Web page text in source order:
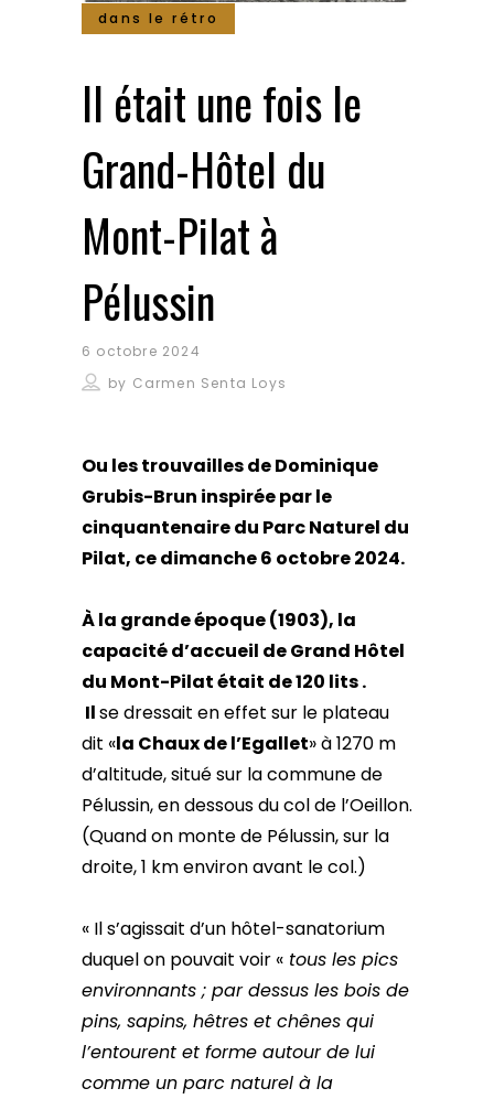
dans le rétro
Il était une fois le
Grand-Hôtel du
Mont-Pilat à
Pélussin
6 octobre 2024
by Carmen Senta Loys
Ou les trouvailles de Dominique
Grubis-Brun inspirée par le
cinquantenaire du Parc Naturel du
Pilat, ce dimanche 6 octobre 2024.
À la grande époque (1903), la
capacité d’accueil de Grand Hôtel
du Mont-Pilat était de 120 lits .
Ilse dressait en effet sur le plateau
dit «la Chaux de l’Egallet» à 1270 m
d’altitude, situé sur la commune de
Pélussin, en dessous du col de l’Oeillon.
(Quand on monte de Pélussin, sur la
droite, 1 km environ avant le col.)
« Il s’agissait d’un hôtel-sanatorium
duquel on pouvait voir « tous les pics
environnants ; par dessus les bois de
pins, sapins, hêtres et chênes qui
l’entourent et forme autour de lui
comme un parc naturel à la